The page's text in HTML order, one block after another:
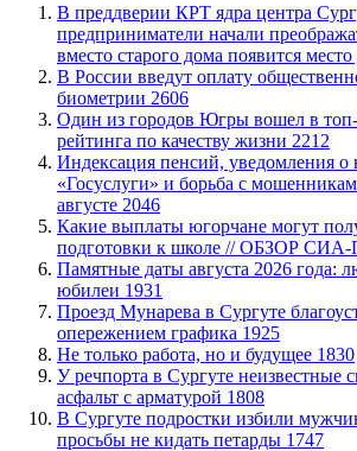
​В преддверии КРТ ядра центра
предприниматели начали
вместо старого дома появится
В России введут оплату
биометрии 2606
Один из городов Югры вошел в топ-
рейтинга по качеству жизни 2212
​Индексация пенсий, уведомления о
«Госуслуги» и борьба с
августе 2046
Какие выплаты югорчане могут
подготовки к школе // ОБЗОР
​Памятные даты августа 2026 года:
юбилеи 1931
​Проезд Мунарева в Сургуте
опережением графика 1925
​Не только работа, но и будущее 1830
​У речпорта в Сургуте неизвестные
асфальт с арматурой 1808
В Сургуте подростки избили
просьбы не кидать петарды 1747